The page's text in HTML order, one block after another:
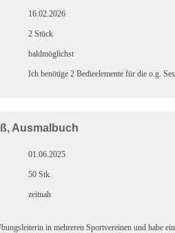
16.02.2026
2 Stück
baldmöglichst
Ich benötige 2 Bedieelemente für die o.g.
Ausmalbuch
01.06.2025
50 Stk.
zeitnah
in mehreren Sportvereinen und habe